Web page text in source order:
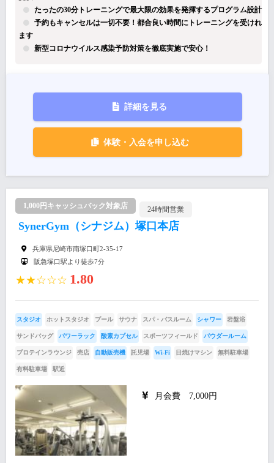
たったの30分トレーニングで最大限の効果を発揮するプログラム設計
予約もキャンセルは一切不要！都合良い時間にトレーニングを受けれ
ます
新型コロナウイルス感染予防対策を徹底実施で安心！
詳細を見る
体験・入会を申し込む
1,000円キャッシュバック対象店 24時間営業
SynerGym（シナジム）塚口本店
兵庫県尼崎市南塚口町2-35-17
阪急塚口駅より徒歩7分
★★☆☆☆ 1.80
スタジオ ホットスタジオ プール サウナ スパ・バスルーム シャワー 岩盤浴
サンドバッグ パワーラック 酸素カプセル スポーツフィールド パウダールーム
プロテインラウンジ 売店 自動販売機 託児場 Wi-Fi 日焼けマシン 無料駐車場
有料駐車場 駅近
月会費 7,000円